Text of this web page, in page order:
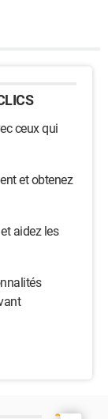
ceux qui
et obtenez
aidez les